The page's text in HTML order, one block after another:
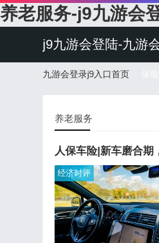
养老服务-j9九游会
j9九游会登陆-九游
九游会登录j9入口首页
养老服务
人保车险|新车磨合期
经济时评